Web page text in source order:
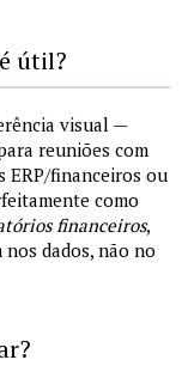
útil?
visual —
reuniões com
ERP/financeiros ou
como
financeiros,
dados, não no